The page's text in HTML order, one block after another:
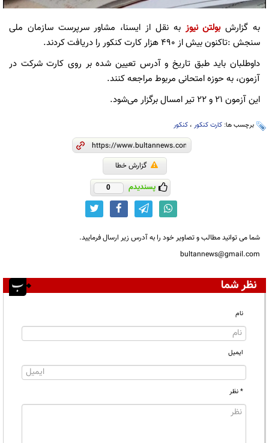
به گزارشبولتن نیوز به نقل از ایسنا، مشاور سرپرست سازمان ملی
سنجش :تاکنون بیش از ۴۹۰ هزار کارت کنکور را دریافت کردند.
داوطلبان باید طبق تاریخ و آدرس تعیین شده بر روی کارت شرکت در
آزمون، به حوزه امتحانی مربوط مراجعه کنند.
این آزمون ۲۱ و ۲۲ تیر امسال برگزار می‌شود.
برچسب ها: کارت کنکور ، کنکور
گزارش خطا
پسندیدم 0
شما می توانید مطالب و تصاویر خود را به آدرس زیر ارسال فرمایید.
bultannews@gmail.com
نظر شما
نام
ایمیل
* نظر